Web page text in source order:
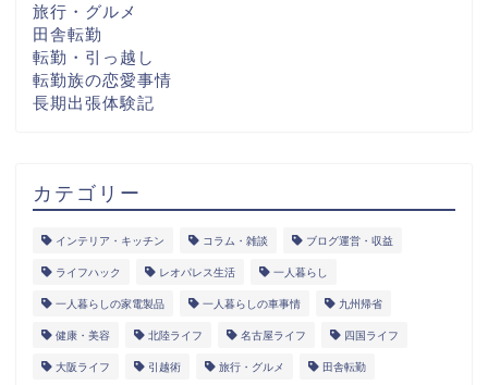
旅行・グルメ
田舎転勤
転勤・引っ越し
転勤族の恋愛事情
長期出張体験記
カテゴリー
インテリア・キッチン コラム・雑談 ブログ運営・収益
ライフハック レオパレス生活 一人暮らし
一人暮らしの家電製品 一人暮らしの車事情 九州帰省
健康・美容 北陸ライフ 名古屋ライフ 四国ライフ
大阪ライフ 引越術 旅行・グルメ 田舎転勤